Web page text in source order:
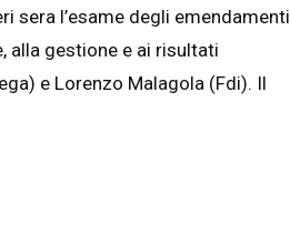
sera l’esame degli emendamenti
alla gestione e ai risultati
e Lorenzo Malagola (Fdi). Il